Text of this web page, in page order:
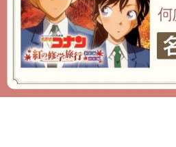
アニメ映画一覧
今期アニメ曜日別一覧
春アニメ